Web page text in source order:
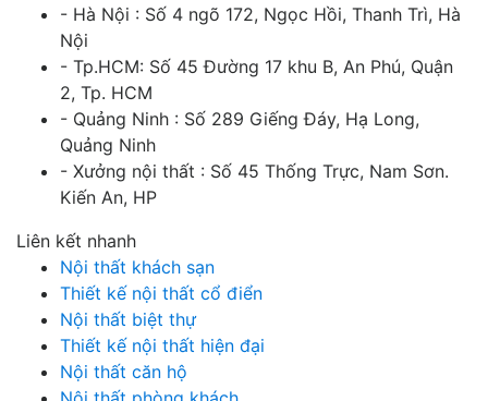
- Hà Nội : Số 4 ngõ 172, Ngọc Hồi, Thanh Trì, Hà
Nội
- Tp.HCM: Số 45 Đường 17 khu B, An Phú, Quận
2, Tp. HCM
- Quảng Ninh : Số 289 Giếng Đáy, Hạ Long,
Quảng Ninh
- Xưởng nội thất : Số 45 Thống Trực, Nam Sơn.
Kiến An, HP
Liên kết nhanh
Nội thất khách sạn
Thiết kế nội thất cổ điển
Nội thất biệt thự
Thiết kế nội thất hiện đại
Nội thất căn hộ